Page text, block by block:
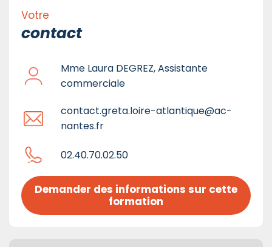
Votre
contact
Mme Laura DEGREZ, Assistante
commerciale
contact.greta.loire-atlantique@ac-
nantes.fr
02.40.70.02.50
Demander des informations sur cette
formation